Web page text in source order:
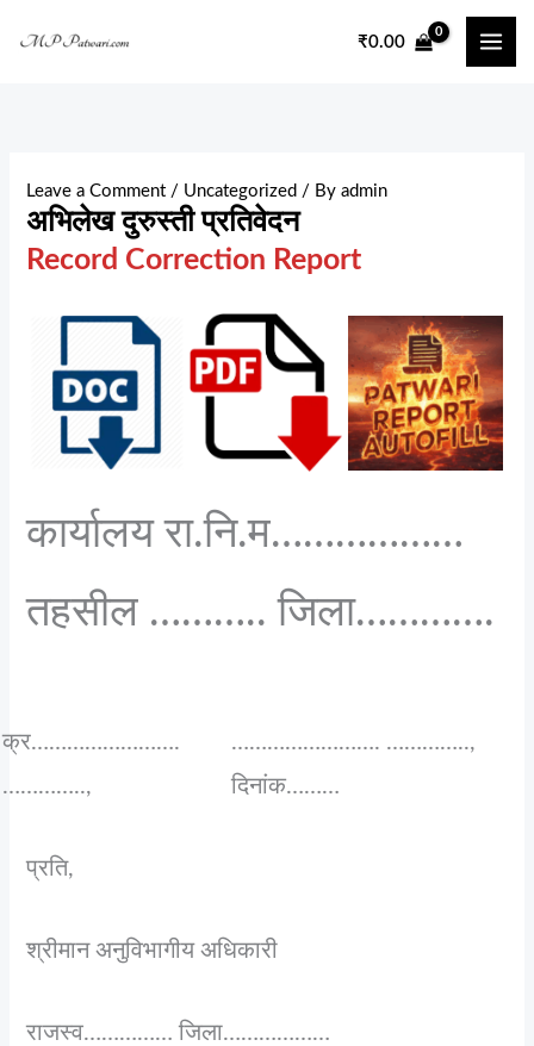
₹0.00
Leave a Comment / Uncategorized / Byadmin
अभिलेख दुरुस्ती प्रतिवेदन
Record Correction Report
कार्यालय रा.नि.म………………
तहसील ……….. जिला………….
क्र…………………….
…………..,
……………………. …………..,
दिनांक………
प्रति,
श्रीमान अनुविभागीय अधिकारी
राजस्व…………… जिला………………